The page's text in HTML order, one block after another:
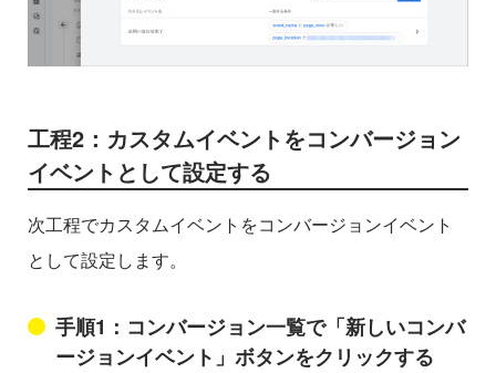
工程2：カスタムイベントをコンバージョン
イベントとして設定する
次工程でカスタムイベントをコンバージョンイベント
として設定します。
手順1：コンバージョン一覧で「新しいコンバ
ージョンイベント」ボタンをクリックする